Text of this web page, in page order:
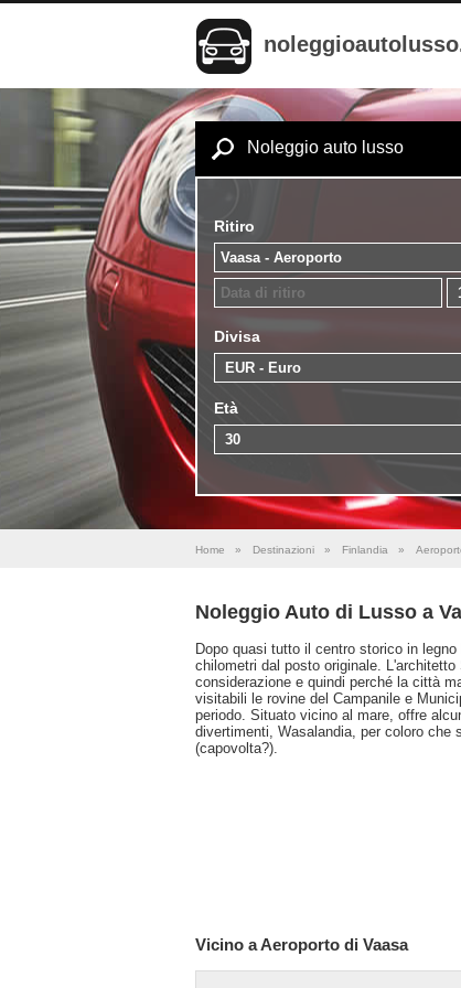
Noleggio auto lusso
Ritiro
Divisa
Età
Home » Destinazioni » Finlandia »
Noleggio Auto di Lusso a
Dopo quasi tutto il centro storico in
chilometri dal posto originale.
considerazione e quindi perché la città
visitabili le rovine del Campanile e
periodo. Situato vicino al mare, offre
divertimenti, Wasalandia, per coloro che
(capovolta?).
Vicino a Aeroporto di Vaasa